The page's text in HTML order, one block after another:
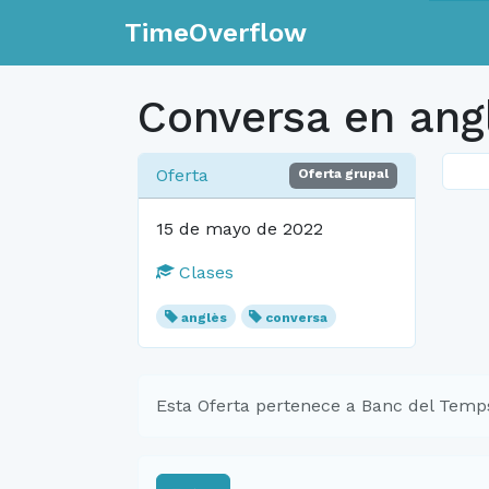
TimeOverflow
Conversa en
Oferta Oferta grupal
15 de mayo de 2022
Clases
anglès conversa
Esta Oferta pertenece a Banc del